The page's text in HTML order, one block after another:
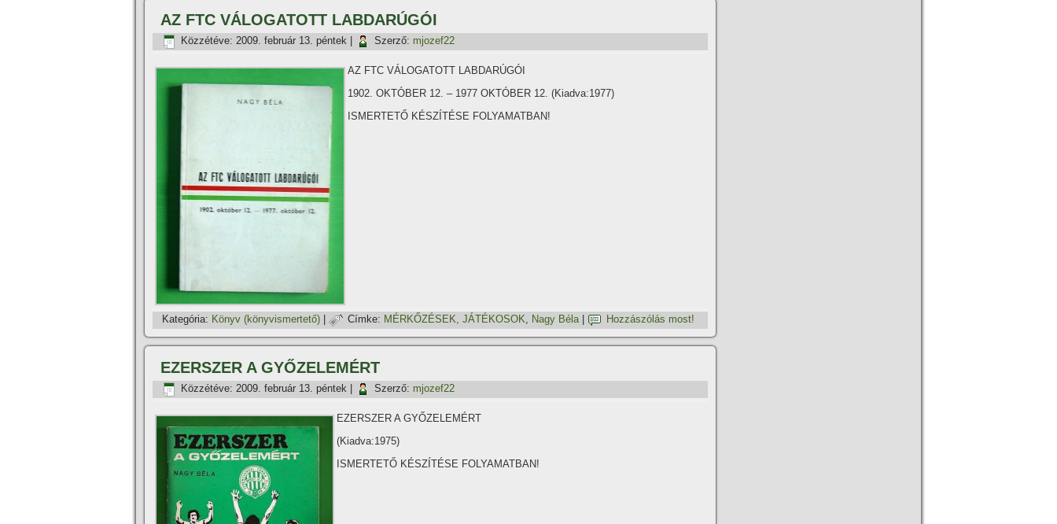
AZ FTC VÁLOGATOTT LABDARÚGÓI
Közzétéve: 2009. február 13. péntek Szerző: mjozef22
AZ FTC VÁLOGATOTT LABDARÚGÓI
1902. OKTÓBER 12. – 1977 OKTÓBER 12. (Kiadva:1977)
ISMERTETŐ KÉSZÍTÉSE FOLYAMATBAN!
Kategória: Könyv (könyvismertető) Címke: MÉRKŐZÉSEK, JÁTÉKOSOK, Nagy Béla| Hozzászólás most!
EZERSZER A GYŐZELEMÉRT
Közzétéve: 2009. február 13. péntek Szerző: mjozef22
EZERSZER A GYŐZELEMÉRT
(Kiadva:1975)
ISMERTETŐ KÉSZÍTÉSE FOLYAMATBAN!